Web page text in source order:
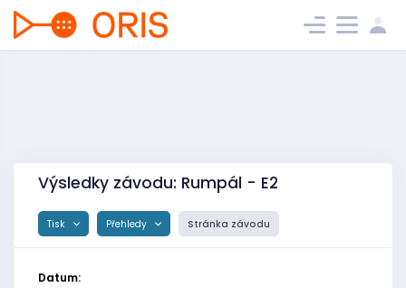
Výsledky závodu: Rumpál - E2
Tisk Přehledy Stránka závodu
Datum: